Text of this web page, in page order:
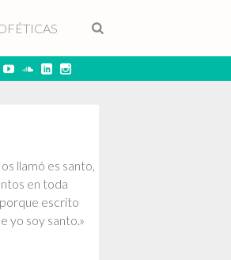
llamó es santo,
en toda
escrito
yo soy santo.»